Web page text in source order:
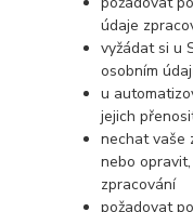
údaje
vyžádat si u
osobním
u
jejich
nechat vaše
nebo
zpracování
požadovat